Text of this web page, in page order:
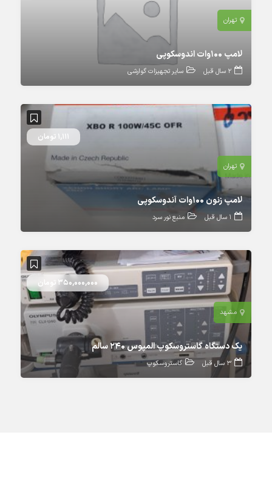
تهران
لامپ ۱۰۰وات اندوسکوپی
2 سال قبل سایر تجهیزات گوارشی
تهران
1,111 تومان
لامپ زنون 100وات آندوسکوپی
1 سال قبل منبع نور سرد
مشهد
350,000,000 تومان
یک دستگاه گاستروسکوپ المپوس ۲۴۰ سالم
3 سال قبل گاستروسکوپ